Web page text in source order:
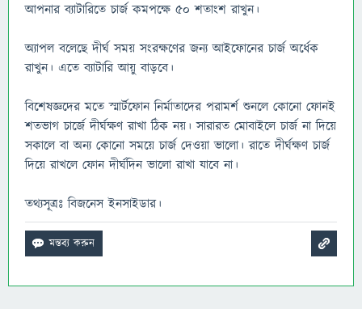
আপনার ব্যাটারিতে চার্জ কমপক্ষে ৫০ শতাংশ রাখুন।
অ্যাপল বলেছে দীর্ঘ সময় সংরক্ষণের জন্য আইফোনের চার্জ অর্ধেক
রাখুন। এতে ব্যাটারি আয়ু বাড়বে।
বিশেষজ্ঞদের মতে স্মার্টফোন নির্মাতাদের পরামর্শ শুনলে কোনো ফোনই
শতভাগ চার্জে দীর্ঘক্ষণ রাখা ঠিক নয়। সারারত মোবাইলে চার্জ না দিয়ে
সকালে বা অন্য কোনো সময়ে চার্জ দেওয়া ভালো। রাতে দীর্ঘক্ষণ চার্জ
দিয়ে রাখলে ফোন দীর্ঘদিন ভালো রাখা যাবে না।
তথ্যসূত্রঃ বিজনেস ইনসাইডার।